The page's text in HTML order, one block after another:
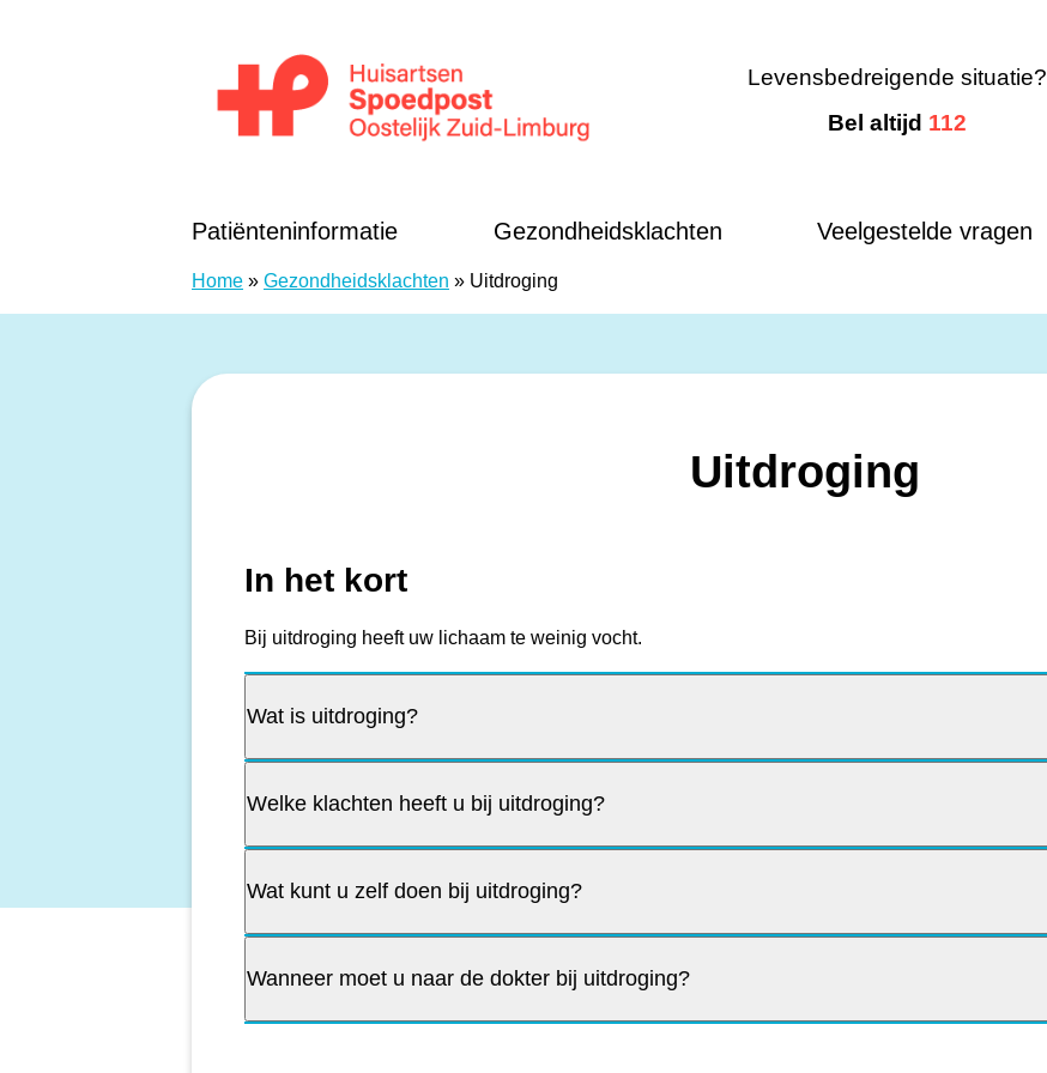
Levensbedreigende situatie?
Bel altijd 112
Patiënteninformatie Gezondheidsklachten Veelgestelde vragen
Home » Gezondheidsklachten » Uitdroging
Uitdroging
In het kort
Bij uitdroging heeft uw lichaam te weinig vocht.
Wat is uitdroging?
Welke klachten heeft u bij uitdroging?
Wat kunt u zelf doen bij uitdroging?
Wanneer moet u naar de dokter bij uitdroging?